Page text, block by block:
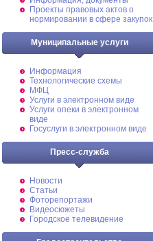
Проекты правовых актов о
нормировании в сфере закупок
Муниципальные услуги
Информация
Технологические схемы
МФЦ
Услуги в электронном виде
Услуги опеки в электронном
виде
Госуслуги в электронном виде
Пресс-служба
Новости
Статьи
Фоторепортажи
Видеосюжеты
Городское телевидение